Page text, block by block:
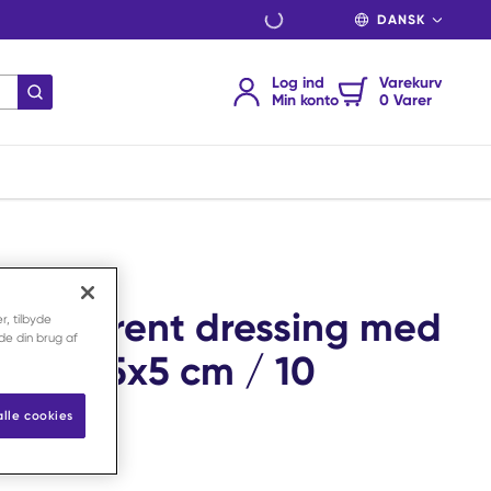
SPROG
indsend søgning
Log ind
Min konto
Varekurv
0 Varer
dressing med
5x5 cm / 10
tilbyde
din brug af
cookies